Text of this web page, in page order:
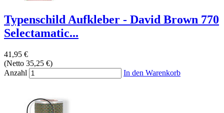
Typenschild Aufkleber - David Brown 770
Selectamatic...
41,95 €
(Netto 35,25 €)
Anzahl
In den Warenkorb